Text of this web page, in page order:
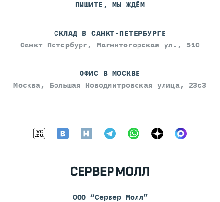
ПИШИТЕ, МЫ ЖДЁМ
СКЛАД В САНКТ-ПЕТЕРБУРГЕ
Санкт-Петербург, Магнитогорская ул., 51С
ОФИС В МОСКВЕ
Москва, Большая Новодмитровская улица, 23с3
ООО “Сервер Молл”